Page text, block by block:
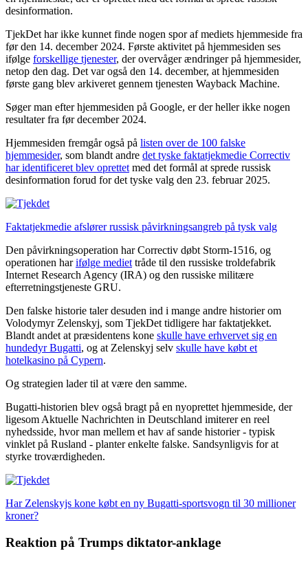
desinformation.
TjekDet har ikke kunnet finde nogen spor af mediets hjemmeside fra
før den 14. december 2024. Første aktivitet på hjemmesiden ses
ifølge forskellige tjenester, der overvåger ændringer på hjemmesider,
netop den dag. Det var også den 14. december, at hjemmesiden
første gang blev arkiveret gennem tjenesten Wayback Machine.
Søger man efter hjemmesiden på Google, er der heller ikke nogen
resultater fra før december 2024.
Hjemmesiden fremgår også på listen over de 100 falske
hjemmesider, som blandt andre det tyske faktatjekmedie Correctiv
har identificeret blev oprettet med det formål at sprede russisk
desinformation forud for det tyske valg den 23. februar 2025.
Faktatjekmedie afslører russisk påvirkningsangreb på tysk valg
Den påvirkningsoperation har Correctiv døbt Storm-1516, og
operationen harifølge mediet tråde til den russiske troldefabrik
Internet Research Agency (IRA) og den russiske militære
efterretningstjeneste GRU.
Den falske historie taler desuden ind i mange andre historier om
Volodymyr Zelenskyj, som TjekDet tidligere har faktatjekket.
Blandt andet at præsidentens kone skulle have erhvervet sig en
hundedyr Bugatti, og at Zelenskyj selv skulle have købt et
hotelkasino på Cypern.
Og strategien lader til at være den samme.
Bugatti-historien blev også bragt på en nyoprettet hjemmeside, der
ligesom Aktuelle Nachrichten in Deutschland imiterer en reel
nyhedsside, hvor man mellem et hav af sande historier - typisk
vinklet på Rusland - planter enkelte falske. Sandsynligvis for at
styrke troværdigheden.
Har Zelenskyjs kone købt en ny Bugatti-sportsvogn til 30 millioner
kroner?
Reaktion på Trumps diktator-anklage